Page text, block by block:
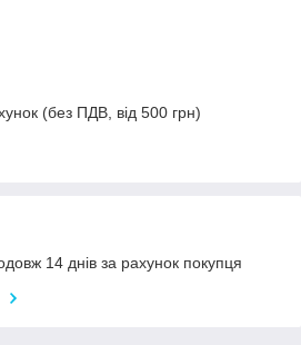
(без ПДВ, від 500 грн)
14 днів за рахунок покупця